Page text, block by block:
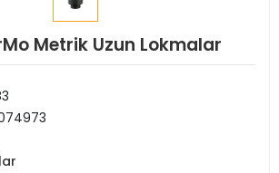
Metrik Uzun Lokmalar